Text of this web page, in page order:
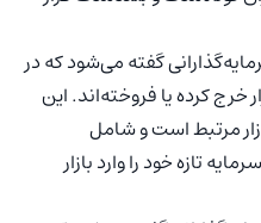
گفته می‌شود که در
خرج کرده یا فروخته‌اند. این
مرتبط است و شامل
تازه خود را وارد بازار